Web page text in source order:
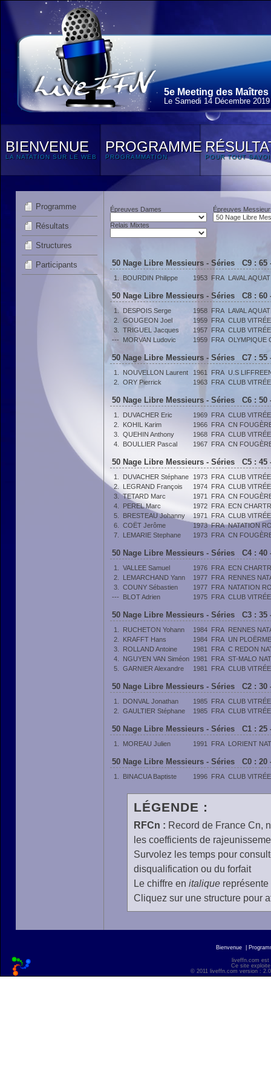
5e Meeting des
Le Samedi 14 Décembre 2019
BIENVENUE
LA NATATION SUR LE WEB
PROGRAMME
PROGRAMMATION POUR TOUT
Programme
Résultats
Structures
Participants
Épreuves Dames Épreuves
Relais Mixtes
50 Nage Libre Messieurs - Séries C9 : 65
1. BOURDIN Philippe 1953 FRA LAVAL
50 Nage Libre Messieurs - Séries C8 : 60
1. DESPOIS Serge 1958 FRA LAVAL
2.
GOUGEON Joel 1959 FRA CLUB
3.
TRIGUEL Jacques 1957 FRA CLUB
---
MORVAN Ludovic 1959 FRA OLYMPIQUE
50 Nage Libre Messieurs - Séries C7 : 55
1. NOUVELLON Laurent 1961 FRA U.S
2.
ORY Pierrick 1963 FRA CLUB
50 Nage Libre Messieurs - Séries C6 : 50
1. DUVACHER Eric 1969 FRA CLUB
2.
KOHIL Karim 1966 FRA CN
3.
QUEHIN Anthony 1968 FRA CLUB
4.
BOULLIER Pascal 1967 FRA CN
50 Nage Libre Messieurs - Séries C5 : 45
1. DUVACHER Stéphane 1973 FRA CLUB
2.
LEGRAND François 1974 FRA CLUB
3.
TETARD Marc 1971 FRA CN
4.
PEREL Marc 1972 FRA ECN
5.
BRESTEAU Johanny 1971 FRA CLUB
6.
COËT Jerôme 1973 FRA NATATION
7.
LEMARIE Stephane 1973 FRA CN
50 Nage Libre Messieurs - Séries C4 : 40
1. VALLEE Samuel 1976 FRA ECN
2.
LEMARCHAND Yann 1977 FRA RENNES
3.
COUNY Sébastien 1977 FRA NATATION
---
BLOT Adrien 1975 FRA CLUB
50 Nage Libre Messieurs - Séries C3 : 35
1. RUCHETON Yohann 1984 FRA RENNES
2.
KRAFFT Hans 1984 FRA UN
3.
ROLLAND Antoine 1981 FRA C REDON
4.
NGUYEN VAN Siméon 1981 FRA ST-MALO
5.
GARNIER Alexandre 1981 FRA CLUB
50 Nage Libre Messieurs - Séries C2 : 30
1. DONVAL Jonathan 1985 FRA CLUB
2.
GAULTIER Stéphane 1985 FRA CLUB
50 Nage Libre Messieurs - Séries C1 : 25
1. MOREAU Julien 1991 FRA LORIENT
50 Nage Libre Messieurs - Séries C0 : 20
1. BINACUA Baptiste 1996 FRA CLUB
LÉGENDE :
RFCn : Record de France Cn,
les coefficients de
Survolez les temps pour
disqualification ou du forfait
Le chiffre en italiquereprésente
Cliquez sur une structure pour
Bienvenue
liveffn.com est
Ce site
© 2011 liveffn.com version :